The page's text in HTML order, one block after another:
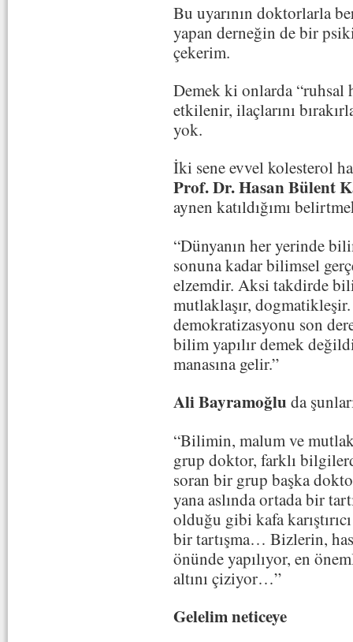
Bu uyarının doktorlarla
yapan derneğin de bir
çekerim.
Demek ki onlarda “ruhsal
etkilenir, ilaçlarını
yok.
İki sene evvel kolesterol
Prof. Dr. Hasan Bülent
aynen katıldığımı
“Dünyanın her yerinde
sonuna kadar bilimsel
elzemdir. Aksi takdirde
mutlaklaşır,
demokratizasyonu son
bilim yapılır demek
manasına gelir.”
Ali Bayramoğluda
“Bilimin, malum ve
grup doktor, farklı
soran bir grup başka
yana aslında ortada bir
olduğu gibi kafa
bir tartışma… Bizlerin,
önünde yapılıyor, en
altını çiziyor…”
Gelelim neticeye